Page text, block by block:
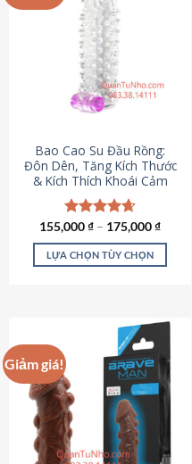
biến
thể.
Các
tùy
chọn
có
chọn
trên
trang
sản
phẩm
Bao Cao Su Đầu Rồng:
Đôn Dên, Tăng Kích Thước
& Kích Thích Khoái Cảm
Được xếp
hạng4.69
5 sao
155,000₫ – 175,000₫
LỰA CHỌN TÙY CHỌN
nhiều
biến
thể.
Các
tùy
chọn
Giảm giá!